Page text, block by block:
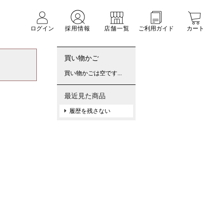
ログイン
採用情報 店舗一覧 ご利用ガイド カート
買い物かご
買い物かごは空です...
最近見た商品
履歴を残さない